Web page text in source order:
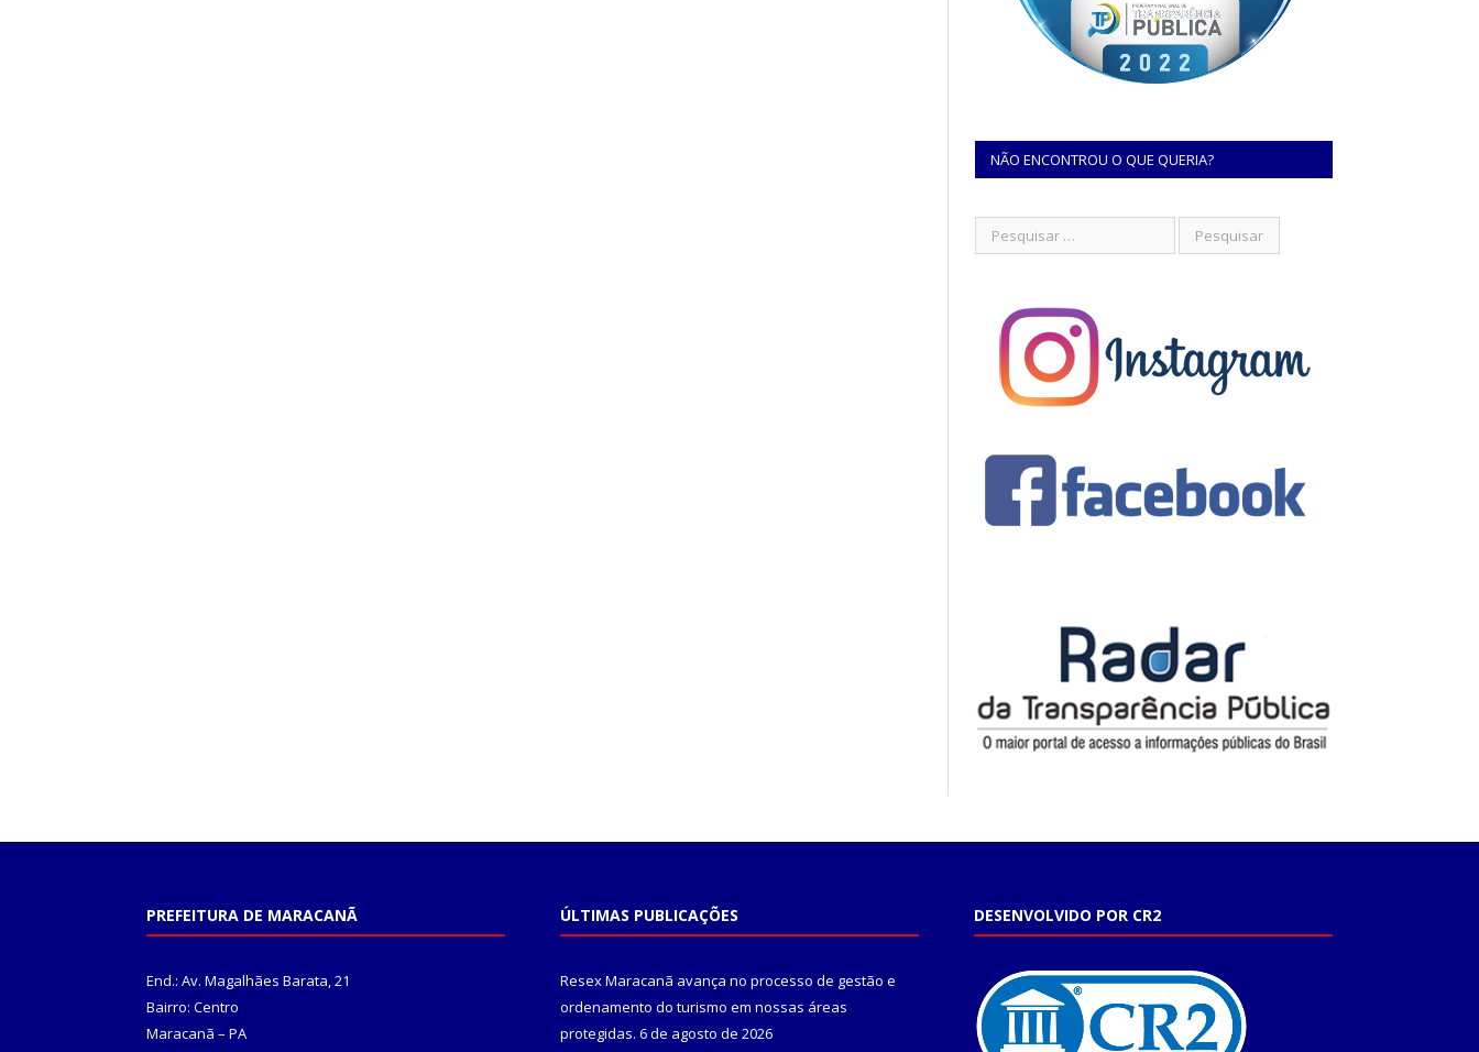
NÃO ENCONTROU O QUE QUERIA?
PREFEITURA DE MARACANÃ
End.: Av. Magalhães Barata, 21
Bairro: Centro
Maracanã – PA
ÚLTIMAS PUBLICAÇÕES
Resex Maracanã avança no processo de gestão e
ordenamento do turismo em nossas áreas
protegidas. 6 de agosto de 2026
DESENVOLVIDO POR CR2